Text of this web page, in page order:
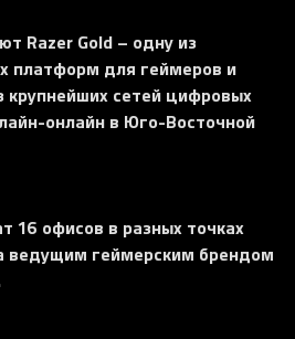
Razer Gold – одну из
платформ для геймеров и
крупнейших сетей цифровых
онлайн в Юго-Восточной
16 офисов в разных точках
ведущим геймерским брендом